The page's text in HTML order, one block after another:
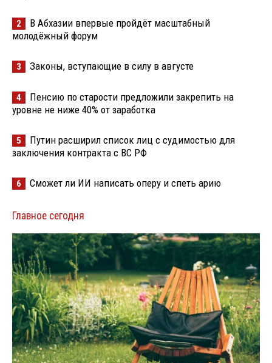
2
В Абхазии впервые пройдёт масштабный
молодёжный форум
3 Законы, вступающие в силу в августе
4
Пенсию по старости предложили закрепить на
уровне не ниже 40% от заработка
5
Путин расширил список лиц с судимостью для
заключения контракта с ВС РФ
6 Сможет ли ИИ написать оперу и спеть арию
Главное сегодня